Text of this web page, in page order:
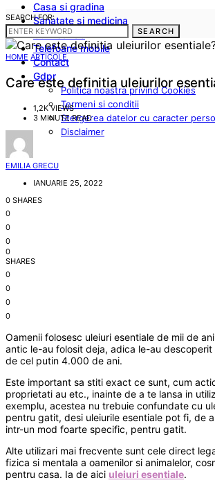
Casa si gradina
Sanatate si medicina
Cum sa fac
Telefoane mobile
Contact
Gdpr
Politica noastra privind Cookies
Termeni si conditii
Stergerea datelor cu caracter
Disclaimer
SEARCH FOR:
SEARCH
HOME ARTICOLE
Care este definitia uleiurilor
1,2K VIEWS
3 MINUTE READ
EMILIA GRECU
IANUARIE 25, 2022
0 SHARES
0
0
0
0
SHARES
0
0
0
0
Oamenii folosesc uleiuri esentiale de mii de
antic le-au folosit deja, adica le-au
de cel putin 4.000 de ani.
Este important sa stiti exact ce sunt, cum
proprietati au etc., inainte de a te lansa in
exemplu, acestea nu trebuie confundate cu
pentru gatit, desi uleiurile esentiale pot fi, de
intr-un mod foarte specific, pentru gatit.
Alte utilizari mai frecvente sunt cele direct
fizica si mentala a oamenilor si animalelor,
pentru casa. Ia de aici uleiuri esentiale.